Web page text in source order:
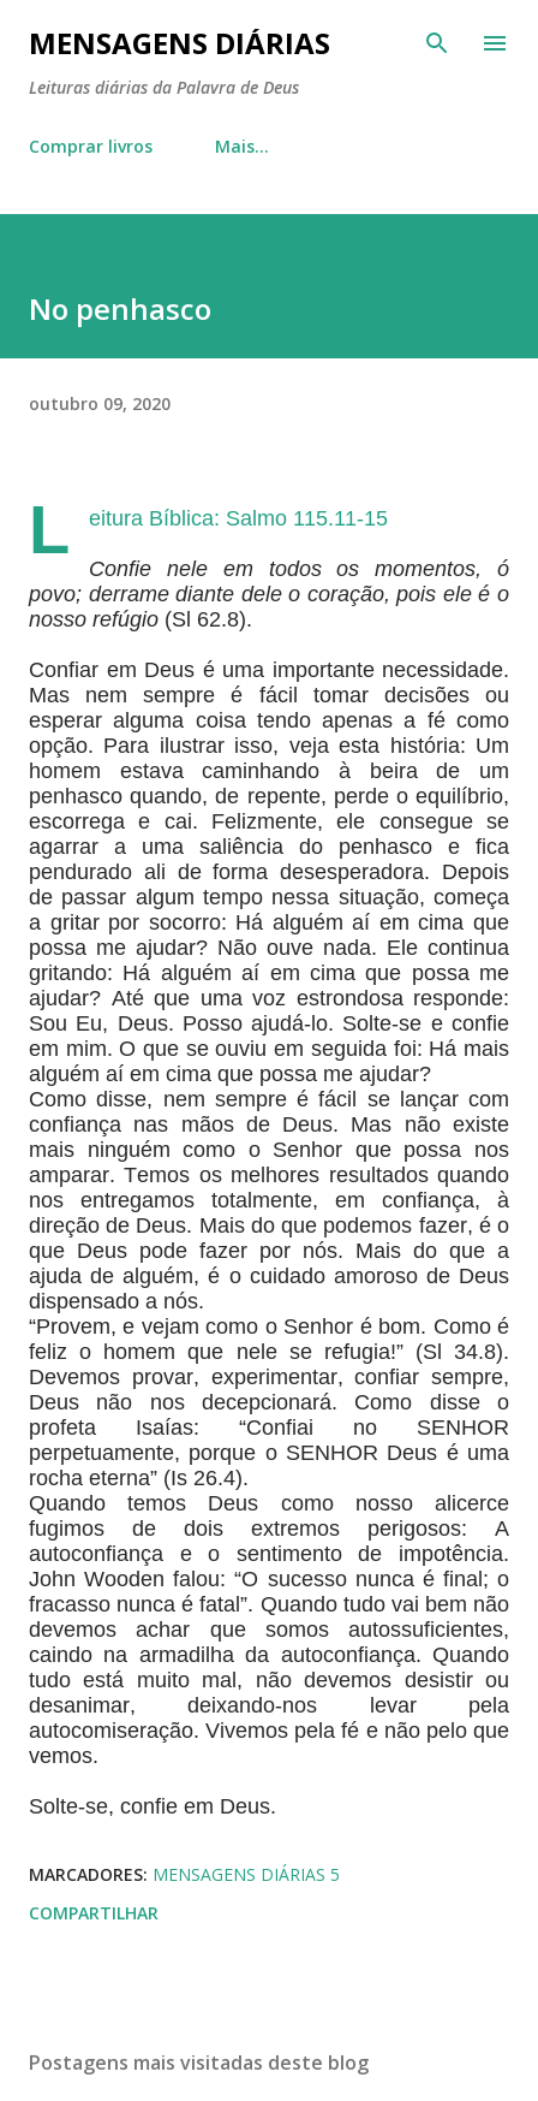
Pular para o conteúdo principal
MENSAGENS DIÁRIAS
Leituras diárias da Palavra de Deus
Comprar livros Mais…
No penhasco
outubro 09, 2020
L eitura Bíblica: Salmo 115.11-15
Confie nele em todos os momentos, ó
povo; derrame diante dele o coração, pois ele é o
nosso refúgio (Sl 62.8).
Confiar em Deus é uma importante necessidade.
Mas nem sempre é fácil tomar decisões ou
esperar alguma coisa tendo apenas a fé como
opção. Para ilustrar isso, veja esta história: Um
homem estava caminhando à beira de um
penhasco quando, de repente, perde o equilíbrio,
escorrega e cai. Felizmente, ele consegue se
agarrar a uma saliência do penhasco e fica
pendurado ali de forma desesperadora. Depois
de passar algum tempo nessa situação, começa
a gritar por socorro: Há alguém aí em cima que
possa me ajudar? Não ouve nada. Ele continua
gritando: Há alguém aí em cima que possa me
ajudar? Até que uma voz estrondosa responde:
Sou Eu, Deus. Posso ajudá-lo. Solte-se e confie
em mim. O que se ouviu em seguida foi: Há mais
alguém aí em cima que possa me ajudar?
Como disse, nem sempre é fácil se lançar com
confiança nas mãos de Deus. Mas não existe
mais ninguém como o Senhor que possa nos
amparar. Temos os melhores resultados quando
nos entregamos totalmente, em confiança, à
direção de Deus. Mais do que podemos fazer, é o
que Deus pode fazer por nós. Mais do que a
ajuda de alguém, é o cuidado amoroso de Deus
dispensado a nós.
“Provem, e vejam como o Senhor é bom. Como é
feliz o homem que nele se refugia!” (Sl 34.8).
Devemos provar, experimentar, confiar sempre,
Deus não nos decepcionará. Como disse o
profeta Isaías: “Confiai no SENHOR
perpetuamente, porque o SENHOR Deus é uma
rocha eterna” (Is 26.4).
Quando temos Deus como nosso alicerce
fugimos de dois extremos perigosos: A
autoconfiança e o sentimento de impotência.
John Wooden falou: “O sucesso nunca é final; o
fracasso nunca é fatal”. Quando tudo vai bem não
devemos achar que somos autossuficientes,
caindo na armadilha da autoconfiança. Quando
tudo está muito mal, não devemos desistir ou
desanimar, deixando-nos levar pela
autocomiseração. Vivemos pela fé e não pelo que
vemos.
Solte-se, confie em Deus.
MARCADORES: MENSAGENS DIÁRIAS 5
COMPARTILHAR
Postagens mais visitadas deste blog